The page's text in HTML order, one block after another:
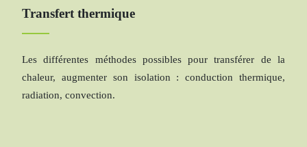
Transfert thermique
Les différentes méthodes possibles pour transférer de la
chaleur, augmenter son isolation : conduction thermique,
radiation, convection.